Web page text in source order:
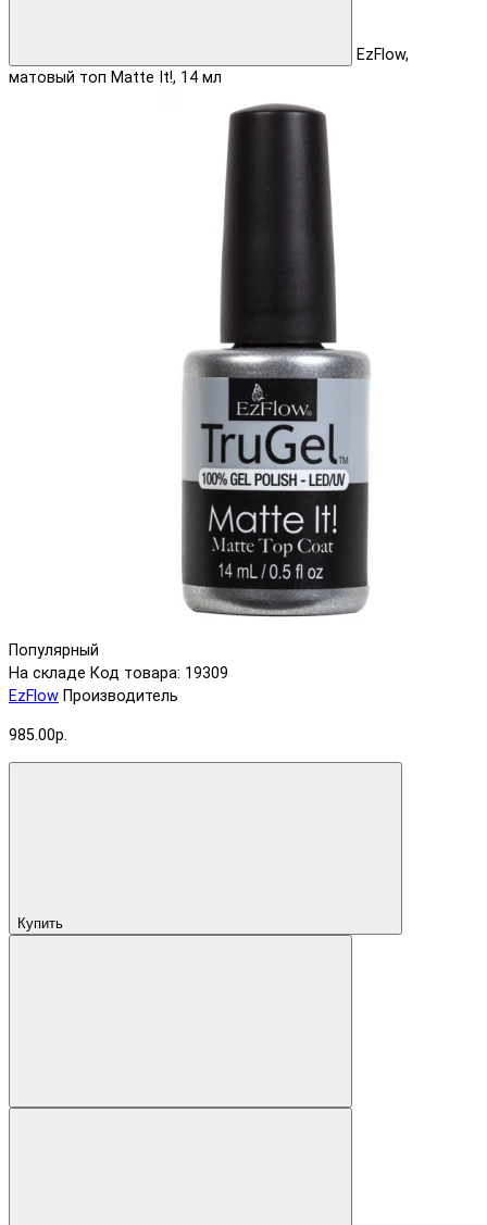
EzFlow,
матовый топ Matte It!, 14 мл
Популярный
На складе Код товара: 19309
EzFlow Производитель
985.00р.
Купить